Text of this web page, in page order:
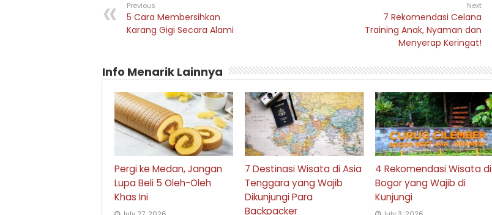
Previous
5 Cara Membersihkan
Karang Gigi Secara Alami
Next
7 Rekomendasi Celana
Training Anak, Nyaman dan
Menyerap Keringat!
Info Menarik Lainnya
Pergi ke Medan, Jangan
Lupa Beli 5 Oleh-Oleh
Khas Ini
7 Destinasi Wisata di Asia
Tenggara yang Wajib
Dikunjungi Para
Backpacker
4 Rekomendasi Wisata di
Bogor yang Wajib di
Kunjungi